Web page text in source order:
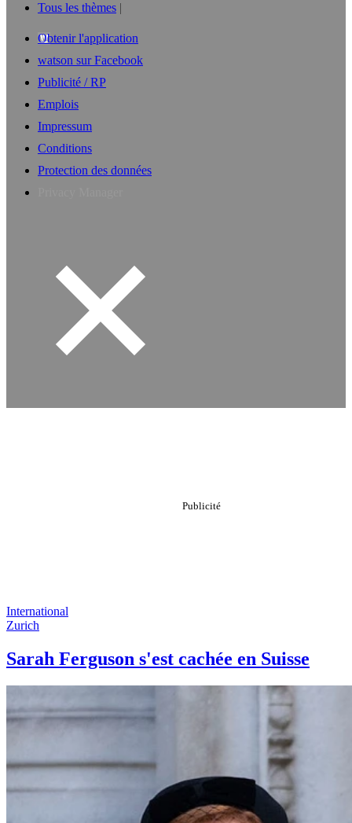
Tous les thèmes
Obtenir l'application
watson sur Facebook
Publicité / RP
Emplois
Impressum
Conditions
Protection des données
International
Zurich
Sarah Ferguson s'est cachée en Suisse